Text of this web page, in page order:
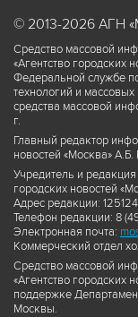
© 2013-2026 АГН
Средство массовой
«Агентство городских
Федеральной службе
технологий и
средства массовой
г.
Главный редактор
новостей «Москва»
Учредитель и
городских новостей
Адрес редакции:
Телефон редакции: 8
Электронная почта:
Коммерческий отдел
Средство массовой
«Агентство городских
поддержке
Москвы.